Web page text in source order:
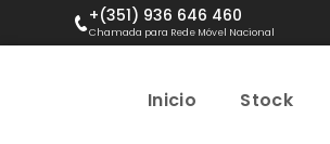
+(351) 936 646 460
Chamada para Rede Móvel Nacional
Inicio Stock